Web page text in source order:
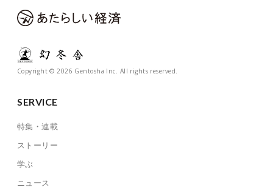
Copyright © 2026 Gentosha Inc. All rights reserved.
SERVICE
特集・連載
ストーリー
学ぶ
ニュース